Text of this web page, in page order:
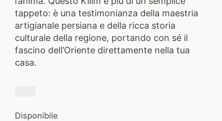
tappeto: è una testimonianza della maestria
artigianale persiana e della ricca storia
culturale della regione, portando con sé il
fascino dell’Oriente direttamente nella tua
casa.
Disponibile